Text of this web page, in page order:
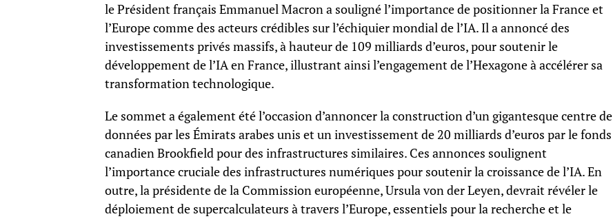
le Président français Emmanuel Macron a souligné l’importance de positionner la France et
l’Europe comme des acteurs crédibles sur l’échiquier mondial de l’IA. Il a annoncé des
investissements privés massifs, à hauteur de 109 milliards d’euros, pour soutenir le
développement de l’IA en France, illustrant ainsi l’engagement de l’Hexagone à accélérer sa
transformation technologique.
Le sommet a également été l’occasion d’annoncer la construction d’un gigantesque centre de
données par les Émirats arabes unis et un investissement de 20 milliards d’euros par le fonds
canadien Brookfield pour des infrastructures similaires. Ces annonces soulignent
l’importance cruciale des infrastructures numériques pour soutenir la croissance de l’IA. En
outre, la présidente de la Commission européenne, Ursula von der Leyen, devrait révéler le
déploiement de supercalculateurs à travers l’Europe, essentiels pour la recherche et le